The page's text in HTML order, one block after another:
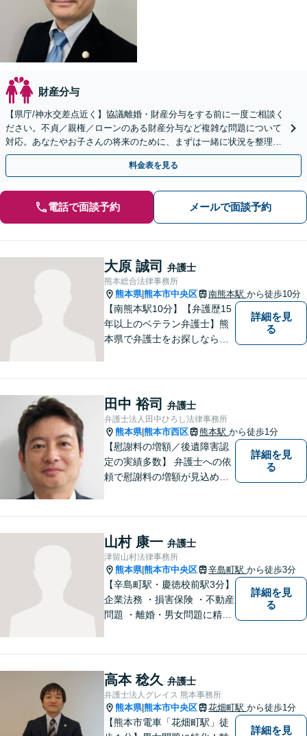
財産分与
【県庁/神水交差点近く】協議離婚・財産分与をする前に一度ご相談く
ださい。不貞／親権／ローンのある財産分与など複雑な問題について
対応。あなたやお子さんの将来のために、まずは一緒に状況を整理し
ませんか。婚姻費用／離婚回避も対応可能
料金表を見る
電話で面談予約 メールで面談予約
大原 誠司 弁護士
熊本総合法律事務所
熊本県|熊本市中央区 南熊本駅 から徒歩10分
【南熊本駅10分】【弁護歴15
年以上のベテラン弁護士】熊
本県で弁護士をお探しなら、
ています。皆様にとって一番
のパートナーとなれるよう、
精一杯取り組ませていただき
ます。
詳細を見
る
田中 裕司 弁護士
弁護士法人田中ひろし法律事務所
熊本県|熊本市西区 熊本駅 から徒歩1分
【慰謝料の増額／後遺障害認
定の実績多数】 弁護士への依
頼で慰謝料の増額が見込めま
ノウハウ多数】相続手続きか
ら遺言書までトータルサポー
ト【JR熊本駅から徒歩1分】
詳細を見
る
山村 康一 弁護士
津留山村法律事務所
熊本県|熊本市中央区 辛島町駅 から徒歩3分
【辛島町駅・慶徳校前駅3分】
企業法務 ・損害保険 ・不動産
問題 ・離婚・男女問題に精通
詳細を見
る
高本 稔久 弁護士
弁護士法人グレイス 熊本事務所
熊本県|熊本市中央区 花畑町駅 から徒歩1分
【熊本市電車「花畑町駅」徒
詳細を見